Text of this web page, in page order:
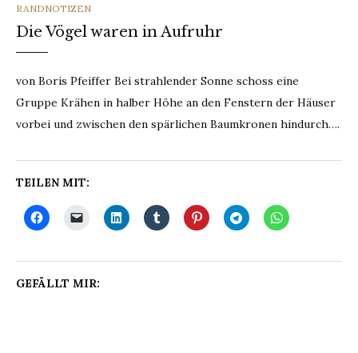
CATEGORIES
RANDNOTIZEN
Die Vögel waren in Aufruhr
von Boris Pfeiffer Bei strahlender Sonne schoss eine
Gruppe Krähen in halber Höhe an den Fenstern der Häuser
vorbei und zwischen den spärlichen Baumkronen hindurch….
TEILEN MIT:
GEFÄLLT MIR: